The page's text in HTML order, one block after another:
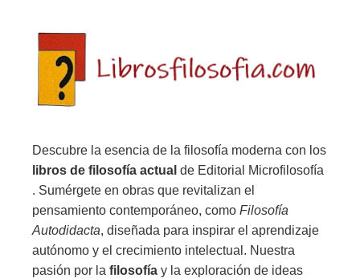
Descubre la esencia de la filosofía moderna con los
libros de filosofía actual de Editorial Microfilosofía
. Sumérgete en obras que revitalizan el
pensamiento contemporáneo, como Filosofía
Autodidacta, diseñada para inspirar el aprendizaje
autónomo y el crecimiento intelectual. Nuestra
pasión por la filosofía y la exploración de ideas